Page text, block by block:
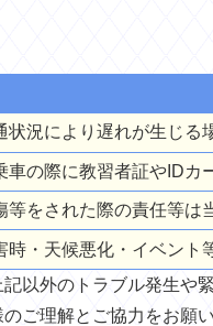
状況により遅れが生じる
車の際に教習者証やIDカ
等をされた際の責任等は
時・天候悪化・イベント
以外のトラブル発生や
のご理解とご協力をお願